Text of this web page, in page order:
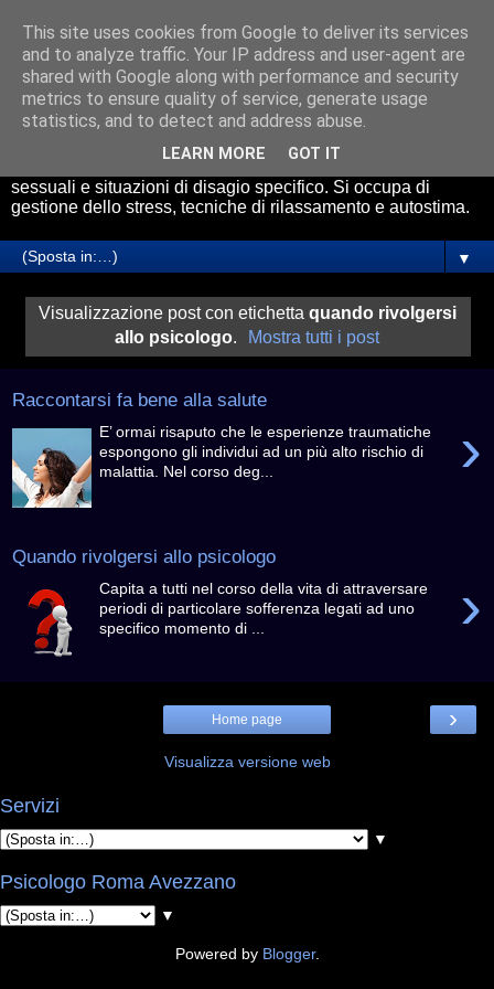
Psicologo Roma Avezzano
Il Dott. Riccardo Cicchetti riceve presso gli studi di
psicologia a Roma e Avezzano. Effettua servizio di
consulenza psicologica online. Esperto nel trattamento di
sessuali e situazioni di disagio specifico. Si occupa di
gestione dello stress, tecniche di rilassamento e autostima.
▼
Visualizzazione post con etichetta quando rivolgersi
allo psicologo. Mostra tutti i post
Raccontarsi fa bene alla salute
›
E’ ormai risaputo che le esperienze traumatiche
espongono gli individui ad un più alto rischio di
malattia. Nel corso deg...
Quando rivolgersi allo psicologo
›
Capita a tutti nel corso della vita di attraversare
periodi di particolare sofferenza legati ad uno
specifico momento di ...
›
Home page
Visualizza versione web
Servizi
▼
Psicologo Roma Avezzano
▼
Powered by Blogger.
This site uses cookies from Google to deliver its services
and to analyze traffic. Your IP address and user-agent are
shared with Google along with performance and security
metrics to ensure quality of service, generate usage
statistics, and to detect and address abuse.
LEARN MORE GOT IT